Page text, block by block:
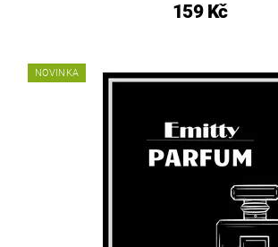
159 Kč
NOVINKA